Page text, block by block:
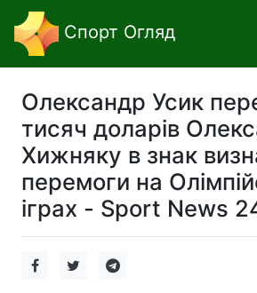
Спорт Огляд
Олександр Усик
тисяч доларів
Хижняку в знак
перемоги на
іграх - Sport News